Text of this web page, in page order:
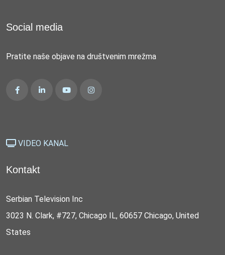
Social media
Pratite naše objave na društvenim mrežma
VIDEO KANAL
Kontakt
Serbian Television Inc
3023 N. Clark, #727, Chicago IL, 60657 Chicago, United
States